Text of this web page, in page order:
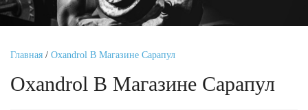
Главная / Oxandrol В Магазине Сарапул
Oxandrol В Магазине Сарапул